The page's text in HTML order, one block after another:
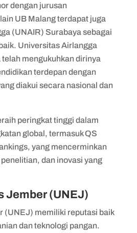
dengan jurusan
UB Malang terdapat juga
(UNAIR) Surabaya sebagai
Universitas Airlangga
mengukuhkan dirinya
terdepan dengan
diakui secara nasional dan
peringkat tinggi dalam
global, termasuk QS
yang mencerminkan
dan inovasi yang
Jember (UNEJ)
(UNEJ) memiliki reputasi baik
dan teknologi pangan.